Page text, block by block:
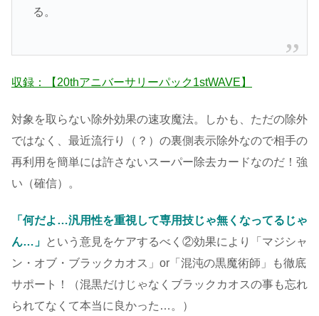
る。
収録：【20thアニバーサリーパック1stWAVE】
対象を取らない除外効果の速攻魔法。しかも、ただの除外
ではなく、最近流行り（？）の裏側表示除外なので相手の
再利用を簡単には許さないスーパー除去カードなのだ！強
い（確信）。
「何だよ…汎用性を重視して専用技じゃ無くなってるじゃ
ん…」
という意見をケアするべく②効果により「マジシャ
ン・オブ・ブラックカオス」or「混沌の黒魔術師」も徹底
サポート！（混黒だけじゃなくブラックカオスの事も忘れ
られてなくて本当に良かった…。）